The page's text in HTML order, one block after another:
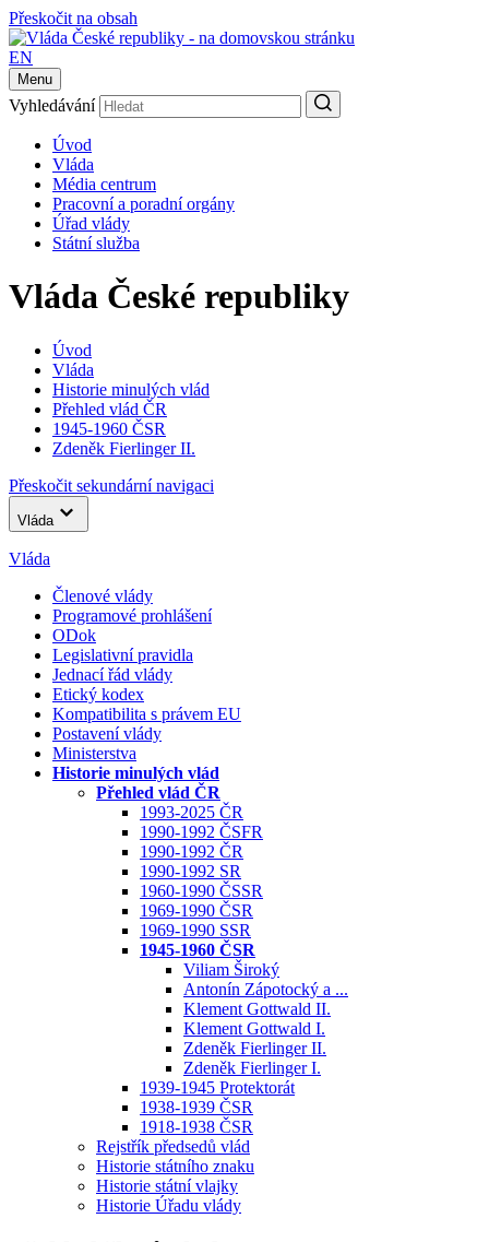
Přeskočit na obsah
EN
Menu
Vyhledávání
Úvod
Vláda
Média centrum
Pracovní a poradní orgány
Úřad vlády
Státní služba
Vláda České republiky
Úvod
Vláda
Historie minulých vlád
Přehled vlád ČR
1945-1960 ČSR
Zdeněk Fierlinger II.
Přeskočit sekundární navigaci
Vláda
Vláda
Členové vlády
Programové prohlášení
ODok
Legislativní pravidla
Jednací řád vlády
Etický kodex
Kompatibilita s právem EU
Postavení vlády
Ministerstva
Historie minulých vlád
Přehled vlád ČR
1993-2025 ČR
1990-1992 ČSFR
1990-1992 ČR
1990-1992 SR
1960-1990 ČSSR
1969-1990 ČSR
1969-1990 SSR
1945-1960 ČSR
Viliam Široký
Antonín Zápotocký a ...
Klement Gottwald II.
Klement Gottwald I.
Zdeněk Fierlinger II.
Zdeněk Fierlinger I.
1939-1945 Protektorát
1938-1939 ČSR
1918-1938 ČSR
Rejstřík předsedů vlád
Historie státního znaku
Historie státní vlajky
Historie Úřadu vlády